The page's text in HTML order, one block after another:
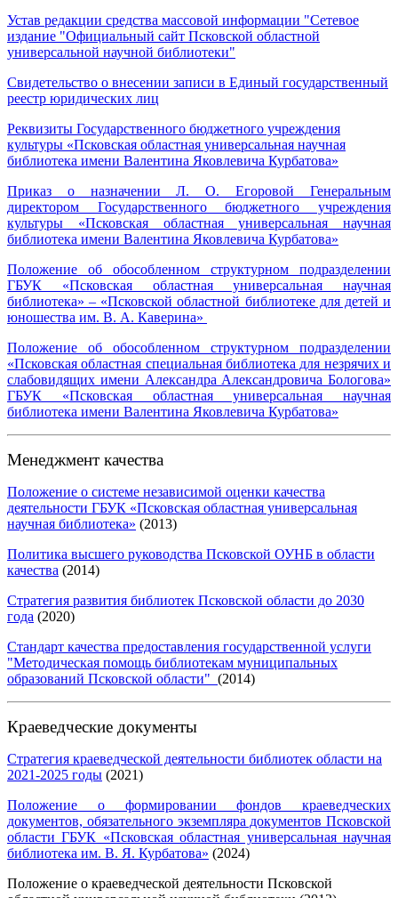
Устав редакции средства массовой информации "Сетевое
издание "Официальный сайт Псковской областной
универсальной научной библиотеки"
Свидетельство о внесении записи в Единый государственный
реестр юридических лиц
Реквизиты Государственного бюджетного учреждения
культуры «Псковская областная универсальная научная
библиотека имени Валентина Яковлевича Курбатова»
Приказ о назначении Л. О. Егоровой Генеральным
директором Государственного бюджетного учреждения
культуры «Псковская областная универсальная научная
библиотека имени Валентина Яковлевича Курбатова»
Положение об обособленном структурном подразделении
ГБУК «Псковская областная универсальная научная
библиотека» – «Псковской областной библиотеке для детей и
юношества им. В. А. Каверина»
Положение об обособленном структурном подразделении
«Псковская областная специальная библиотека для незрячих и
слабовидящих имени Александра Александровича Бологова»
ГБУК «Псковская областная универсальная научная
библиотека имени Валентина Яковлевича Курбатова»
Менеджмент качества
Положение о системе независимой оценки качества
деятельности ГБУК «Псковская областная универсальная
научная библиотека» (2013)
Политика высшего руководства Псковской ОУНБ в области
качества (2014)
Стратегия развития библиотек Псковской области до 2030
года (2020)
Стандарт качества предоставления государственной услуги
"Методическая помощь библиотекам муниципальных
образований Псковской области" (2014)
Краеведческие документы
Стратегия краеведческой деятельности библиотек области на
2021-2025 годы (2021)
Положение о формировании фондов краеведческих
документов, обязательного экземпляра документов Псковской
области ГБУК «Псковская областная универсальная научная
библиотека им. В. Я. Курбатова» (2024)
Положение о краеведческой деятельности Псковской